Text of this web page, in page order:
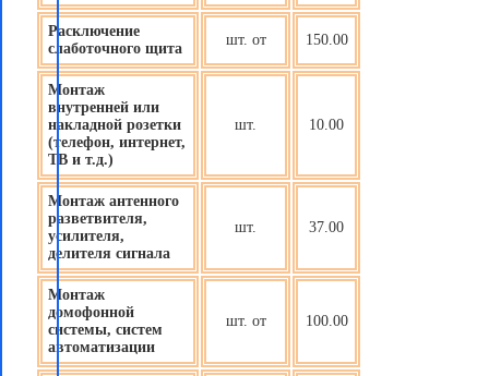
Расключение
слаботочного щита
шт. от 150.00
Монтаж
внутренней или
накладной розетки
(телефон, интернет,
ТВ и т.д.)
шт. 10.00
Монтаж антенного
разветвителя,
усилителя,
делителя сигнала
шт. 37.00
Монтаж
домофонной
системы, систем
автоматизации
шт. от 100.00